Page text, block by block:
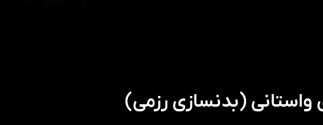
واستانی (بدنسازی رزمی)